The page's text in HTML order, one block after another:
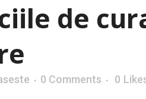
de
0 Comments 0